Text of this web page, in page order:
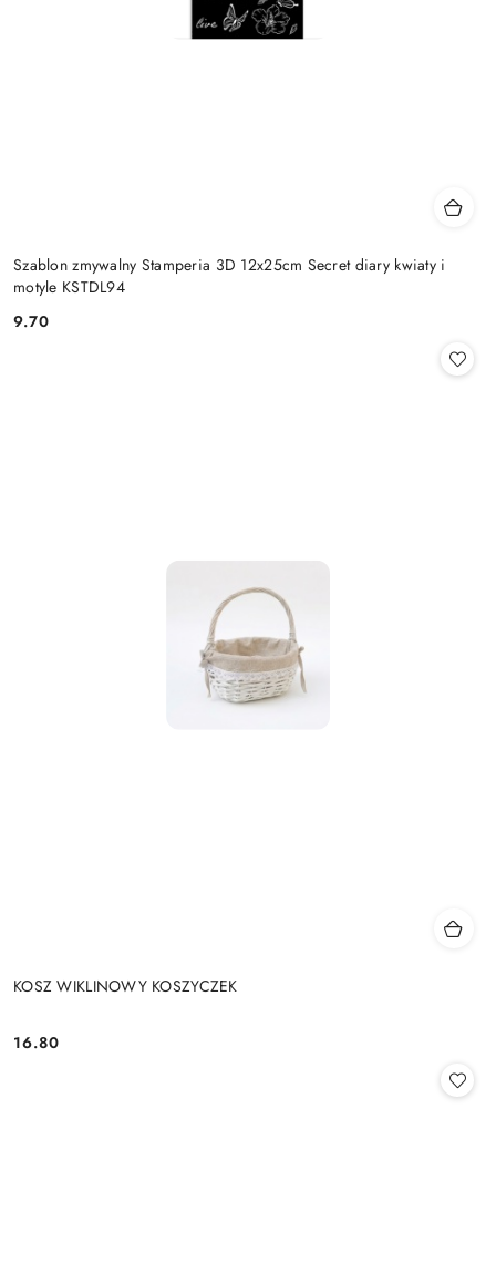
Szablon zmywalny Stamperia 3D 12x25cm Secret diary kwiaty i
motyle KSTDL94
Cena:
9.70
KOSZ WIKLINOWY KOSZYCZEK
Cena:
16.80